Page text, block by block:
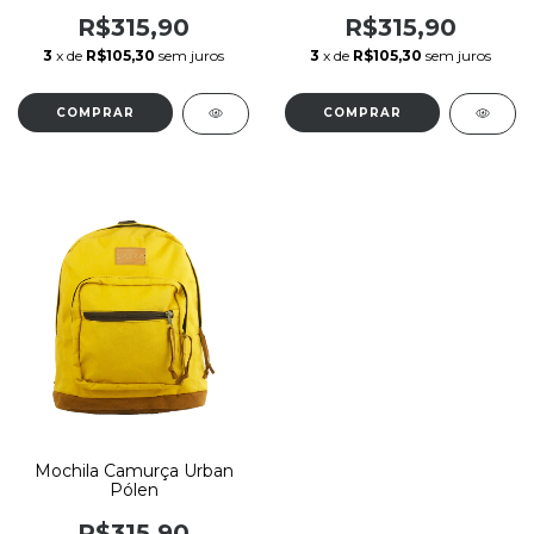
R$315,90
3 x de R$105,30 sem juros
R$315,90
3 x de R$105,30 sem juros
Mochila Camurça Urban
Pólen